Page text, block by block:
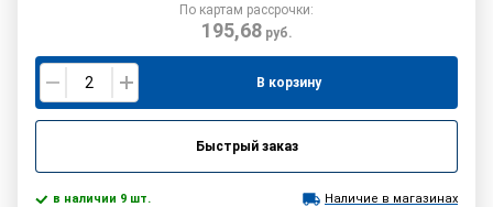
По картам рассрочки:
195,68руб.
В корзину
Быстрый заказ
в наличии 9 шт. Наличие в магазинах